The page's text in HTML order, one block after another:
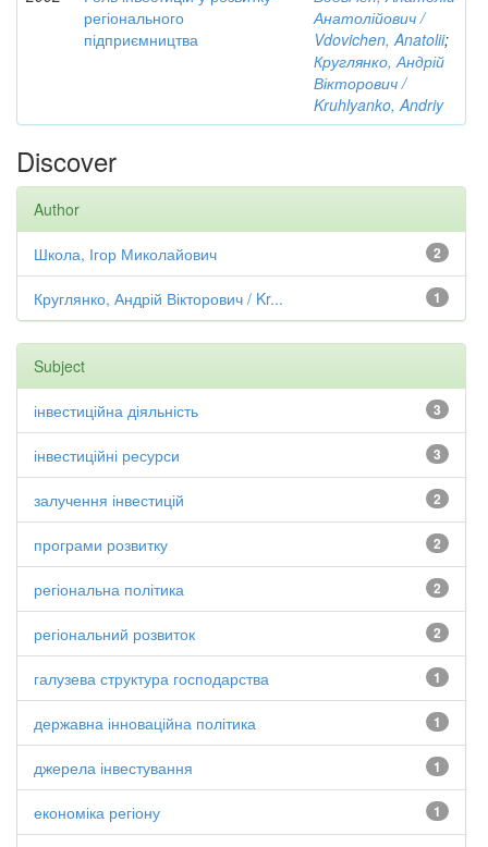
регіонального
підприємництва
Анатолійович /
Vdovichen, Anatolii;
Круглянко, Андрій
Вікторович /
Kruhlyanko, Andriy
Discover
Author
2
Школа, Ігор Миколайович
1
Круглянко, Андрій Вікторович / Kr...
Subject
3
інвестиційна діяльність
3
інвестиційні ресурси
2
залучення інвестицій
2
програми розвитку
2
регіональна політика
2
регіональний розвиток
1
галузева структура господарства
1
державна інноваційна політика
1
джерела інвестування
1
економіка регіону